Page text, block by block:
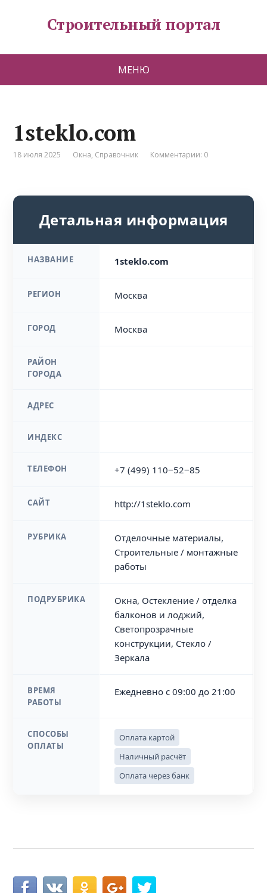
Строительный портал
МЕНЮ
1steklo.com
18 июля 2025 Окна, Справочник Комментарии: 0
Детальная информация
НАЗВАНИЕ 1steklo.com
РЕГИОН Москва
ГОРОД Москва
РАЙОН
ГОРОДА
АДРЕС
ИНДЕКС
ТЕЛЕФОН +7 (499) 110‒52‒85
САЙТ http://1steklo.com
РУБРИКА
Отделочные материалы,
Строительные / монтажные
работы
ПОДРУБРИКА
Окна, Остекление / отделка
балконов и лоджий,
Светопрозрачные
конструкции, Стекло /
Зеркала
ВРЕМЯ
РАБОТЫ
Ежедневно с 09:00 до 21:00
СПОСОБЫ
ОПЛАТЫ
Оплата картой
Наличный расчёт
Оплата через банк